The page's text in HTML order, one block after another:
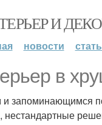
И
новости
в
запоминающимся
нестандартные